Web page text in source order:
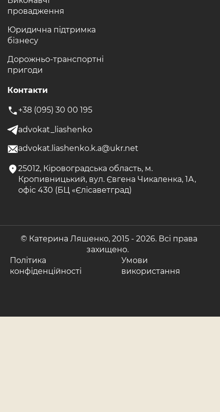
провадження
Юридична підтримка
бізнесу
Дорожньо-транспортні
пригоди
Контакти
+38 (095) 30 00 195
advokat_liashenko
advokat.liashenko.k.a@ukr.net
25012, Кіровоградська область, м.
Кропивницький, вул. Євгена Чикаленка, 1А,
офіс 430 (БЦ «Єлісаветград)
© Катерина Ляшенко, 2015 - 2026. Всі права
захищено.
Політика
конфіденційності
Умови
використання